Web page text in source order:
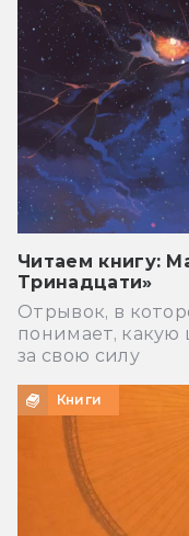
Читаем книгу:
Тринадцати»
Отрывок, в
понимает, какую
за свою силу
Книги